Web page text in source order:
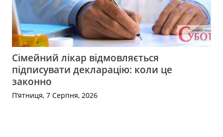
Сімейний лікар відмовляється
підписувати декларацію: коли це
законно
П’ятниця, 7 Серпня, 2026